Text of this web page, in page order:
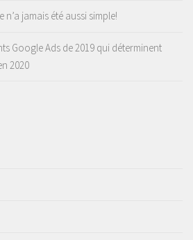
n’a jamais été aussi simple!
Google Ads de 2019 qui déterminent
2020